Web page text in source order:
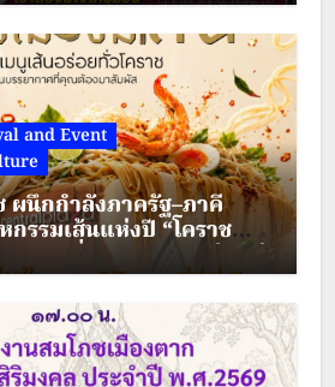
and Event
ผนึกกำลังภาครัฐ–ภาคี
กรรมเส้นแห่งปี “โคราช
“ผัดหมี่ดัง–ขนมจีนแซ่บ” สู่
องย่าโม